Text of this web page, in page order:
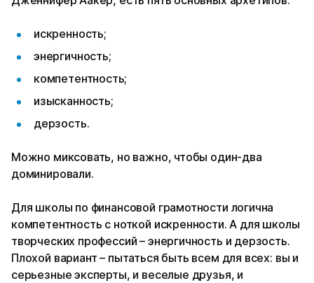
искренность;
энергичность;
компетентность;
изысканность;
дерзость.
Можно миксовать, но важно, чтобы один-два
доминировали.
Для школы по финансовой грамотности логична
компетентность с ноткой искренности. А для школы
творческих профессий – энергичность и дерзость.
Плохой вариант – пытаться быть всем для всех: вы и
серьезные эксперты, и веселые друзья, и